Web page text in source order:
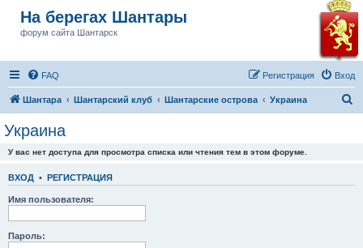
На берегах Шантары
форум сайта Шантарск
FAQ Вход
Регистрация
Шантара Шантарский клуб Шантарские острова Украина
Украина
У вас нет доступа для просмотра списка или чтения тем в этом форуме.
ВХОД • РЕГИСТРАЦИЯ
Имя пользователя:
Пароль: